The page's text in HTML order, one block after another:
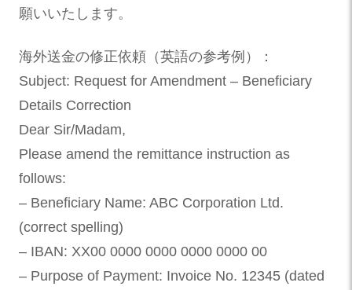
願いいたします。
海外送金の修正依頼（英語の参考例）：
Subject: Request for Amendment – Beneficiary
Details Correction
Dear Sir/Madam,
Please amend the remittance instruction as
follows:
– Beneficiary Name: ABC Corporation Ltd.
(correct spelling)
– IBAN: XX00 0000 0000 0000 0000 00
– Purpose of Payment: Invoice No. 12345 (dated